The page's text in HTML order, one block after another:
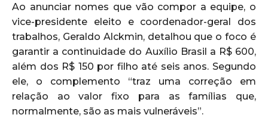
Ao anunciar nomes que vão compor a equipe, o
vice-presidente eleito e coordenador-geral dos
trabalhos, Geraldo Alckmin, detalhou que o foco é
garantir a continuidade do Auxílio Brasil a R$ 600,
além dos R$ 150 por filho até seis anos. Segundo
ele, o complemento “traz uma correção em
relação ao valor fixo para as famílias que,
normalmente, são as mais vulneráveis”.